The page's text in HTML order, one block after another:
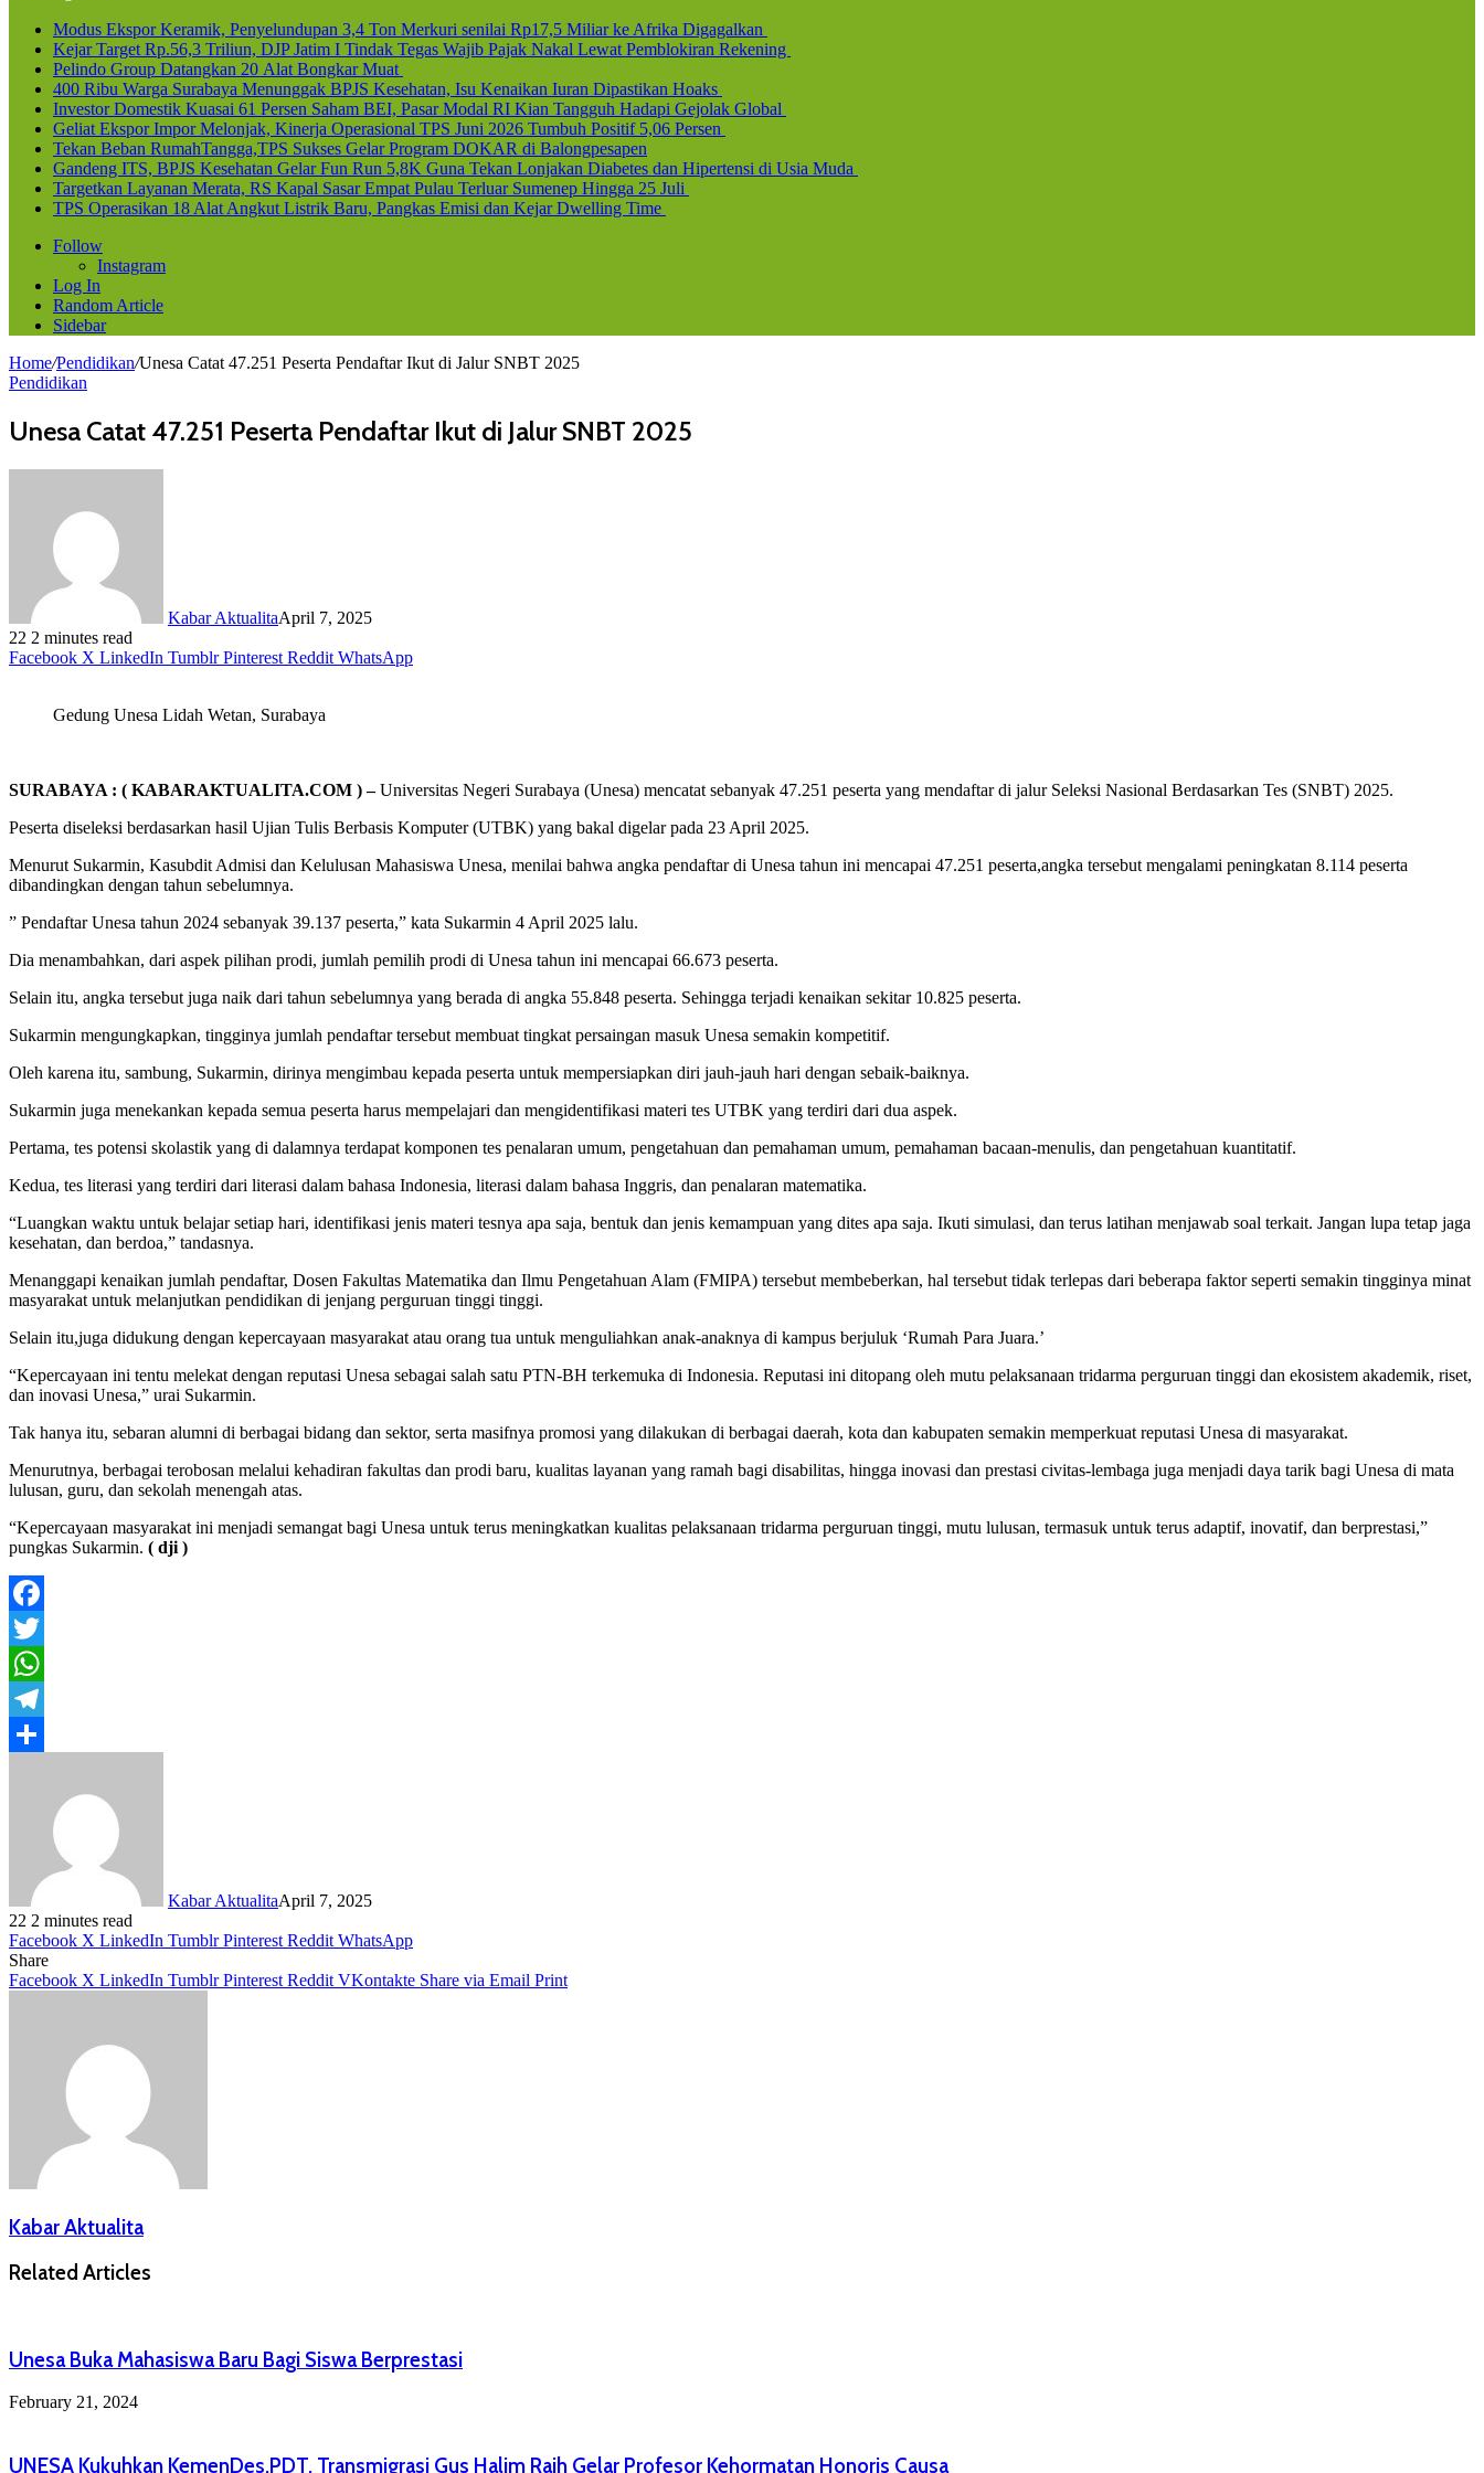
Modus Ekspor Keramik, Penyelundupan 3,4 Ton Merkuri senilai Rp17,5 Miliar ke Afrika Digagalkan
Kejar Target Rp.56,3 Triliun, DJP Jatim I Tindak Tegas Wajib Pajak Nakal Lewat Pemblokiran Rekening
Pelindo Group Datangkan 20 Alat Bongkar Muat
400 Ribu Warga Surabaya Menunggak BPJS Kesehatan, Isu Kenaikan Iuran Dipastikan Hoaks
Investor Domestik Kuasai 61 Persen Saham BEI, Pasar Modal RI Kian Tangguh Hadapi Gejolak Global
Geliat Ekspor Impor Melonjak, Kinerja Operasional TPS Juni 2026 Tumbuh Positif 5,06 Persen
Tekan Beban RumahTangga,TPS Sukses Gelar Program DOKAR di Balongpesapen
Gandeng ITS, BPJS Kesehatan Gelar Fun Run 5,8K Guna Tekan Lonjakan Diabetes dan Hipertensi di Usia Muda
Targetkan Layanan Merata, RS Kapal Sasar Empat Pulau Terluar Sumenep Hingga 25 Juli
TPS Operasikan 18 Alat Angkut Listrik Baru, Pangkas Emisi dan Kejar Dwelling Time
Follow
Instagram
Log In
Random Article
Sidebar
Home/Pendidikan/Unesa Catat 47.251 Peserta Pendaftar Ikut di Jalur SNBT 2025
Pendidikan
Unesa Catat 47.251 Peserta Pendaftar Ikut di Jalur SNBT 2025
Kabar AktualitaApril 7, 2025
22 2 minutes read
Facebook X LinkedIn Tumblr Pinterest Reddit WhatsApp
Gedung Unesa Lidah Wetan, Surabaya
SURABAYA : ( KABARAKTUALITA.COM ) –Universitas Negeri Surabaya (Unesa) mencatat sebanyak 47.251 peserta yang mendaftar di jalur Seleksi Nasional Berdasarkan Tes (SNBT) 2025.
Peserta diseleksi berdasarkan hasil Ujian Tulis Berbasis Komputer (UTBK) yang bakal digelar pada 23 April 2025.
Menurut Sukarmin, Kasubdit Admisi dan Kelulusan Mahasiswa Unesa, menilai bahwa angka pendaftar di Unesa tahun ini mencapai 47.251 peserta,angka tersebut mengalami peningkatan 8.114 peserta
dibandingkan dengan tahun sebelumnya.
” Pendaftar Unesa tahun 2024 sebanyak 39.137 peserta,” kata Sukarmin 4 April 2025 lalu.
Dia menambahkan, dari aspek pilihan prodi, jumlah pemilih prodi di Unesa tahun ini mencapai 66.673 peserta.
Selain itu, angka tersebut juga naik dari tahun sebelumnya yang berada di angka 55.848 peserta. Sehingga terjadi kenaikan sekitar 10.825 peserta.
Sukarmin mengungkapkan, tingginya jumlah pendaftar tersebut membuat tingkat persaingan masuk Unesa semakin kompetitif.
Oleh karena itu, sambung, Sukarmin, dirinya mengimbau kepada peserta untuk mempersiapkan diri jauh-jauh hari dengan sebaik-baiknya.
Sukarmin juga menekankan kepada semua peserta harus mempelajari dan mengidentifikasi materi tes UTBK yang terdiri dari dua aspek.
Pertama, tes potensi skolastik yang di dalamnya terdapat komponen tes penalaran umum, pengetahuan dan pemahaman umum, pemahaman bacaan-menulis, dan pengetahuan kuantitatif.
Kedua, tes literasi yang terdiri dari literasi dalam bahasa Indonesia, literasi dalam bahasa Inggris, dan penalaran matematika.
“Luangkan waktu untuk belajar setiap hari, identifikasi jenis materi tesnya apa saja, bentuk dan jenis kemampuan yang dites apa saja. Ikuti simulasi, dan terus latihan menjawab soal terkait. Jangan lupa tetap jaga
kesehatan, dan berdoa,” tandasnya.
Menanggapi kenaikan jumlah pendaftar, Dosen Fakultas Matematika dan Ilmu Pengetahuan Alam (FMIPA) tersebut membeberkan, hal tersebut tidak terlepas dari beberapa faktor seperti semakin tingginya minat
masyarakat untuk melanjutkan pendidikan di jenjang perguruan tinggi tinggi.
Selain itu,juga didukung dengan kepercayaan masyarakat atau orang tua untuk menguliahkan anak-anaknya di kampus berjuluk ‘Rumah Para Juara.’
“Kepercayaan ini tentu melekat dengan reputasi Unesa sebagai salah satu PTN-BH terkemuka di Indonesia. Reputasi ini ditopang oleh mutu pelaksanaan tridarma perguruan tinggi dan ekosistem akademik, riset,
dan inovasi Unesa,” urai Sukarmin.
Tak hanya itu, sebaran alumni di berbagai bidang dan sektor, serta masifnya promosi yang dilakukan di berbagai daerah, kota dan kabupaten semakin memperkuat reputasi Unesa di masyarakat.
Menurutnya, berbagai terobosan melalui kehadiran fakultas dan prodi baru, kualitas layanan yang ramah bagi disabilitas, hingga inovasi dan prestasi civitas-lembaga juga menjadi daya tarik bagi Unesa di mata
lulusan, guru, dan sekolah menengah atas.
“Kepercayaan masyarakat ini menjadi semangat bagi Unesa untuk terus meningkatkan kualitas pelaksanaan tridarma perguruan tinggi, mutu lulusan, termasuk untuk terus adaptif, inovatif, dan berprestasi,”
pungkas Sukarmin. ( dji )
Facebook
Twitter
WhatsApp
Telegram
Kabar AktualitaApril 7, 2025
22 2 minutes read
Facebook X LinkedIn Tumblr Pinterest Reddit WhatsApp
Share
Facebook X LinkedIn Tumblr Pinterest Reddit VKontakte Share via Email Print
Kabar Aktualita
Related Articles
Unesa Buka Mahasiswa Baru Bagi Siswa Berprestasi
February 21, 2024
UNESA Kukuhkan KemenDes,PDT, Transmigrasi Gus Halim Raih Gelar Profesor Kehormatan Honoris Causa